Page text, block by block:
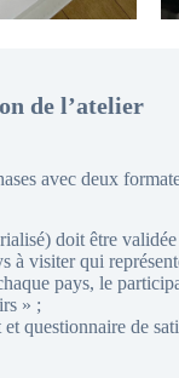
de l’atelier
avec deux
doit être validée
visiter qui
pays, le
» ;
questionnaire de